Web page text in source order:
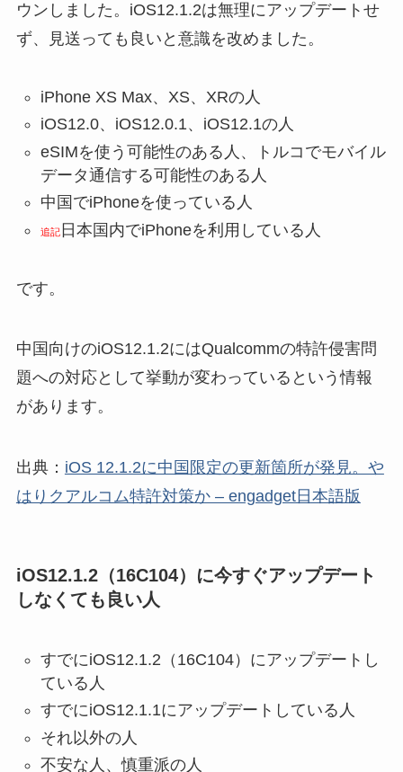
ウンしました。iOS12.1.2は無理にアップデートせ
ず、見送っても良いと意識を改めました。
iPhone XS Max、XS、XRの人
iOS12.0、iOS12.0.1、iOS12.1の人
eSIMを使う可能性のある人、トルコでモバイル
データ通信する可能性のある人
中国でiPhoneを使っている人
追記日本国内でiPhoneを利用している人
です。
中国向けのiOS12.1.2にはQualcommの特許侵害問
題への対応として挙動が変わっているという情報
があります。
出典： iOS 12.1.2に中国限定の更新箇所が発見。や
はりクアルコム特許対策か – engadget日本語版
iOS12.1.2（16C104）に今すぐアップデート
しなくても良い人
すでにiOS12.1.2（16C104）にアップデートし
ている人
すでにiOS12.1.1にアップデートしている人
それ以外の人
不安な人、慎重派の人